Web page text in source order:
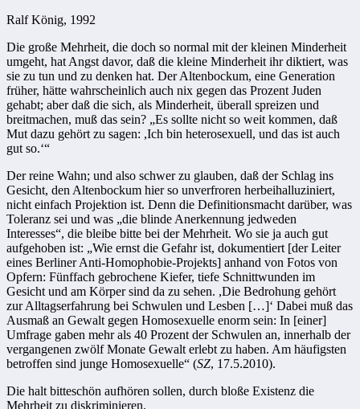
Ralf König, 1992
Die große Mehrheit, die doch so normal mit der kleinen Minderheit
umgeht, hat Angst davor, daß die kleine Minderheit ihr diktiert, was
sie zu tun und zu denken hat. Der Altenbockum, eine Generation
früher, hätte wahrscheinlich auch nix gegen das Prozent Juden
gehabt; aber daß die sich, als Minderheit, überall spreizen und
breitmachen, muß das sein? „Es sollte nicht so weit kommen, daß
Mut dazu gehört zu sagen: ,Ich bin heterosexuell, und das ist auch
gut so.‘“
Der reine Wahn; und also schwer zu glauben, daß der Schlag ins
Gesicht, den Altenbockum hier so unverfroren herbeihalluziniert,
nicht einfach Projektion ist. Denn die Definitionsmacht darüber, was
Toleranz sei und was „die blinde Anerkennung jedweden
Interesses“, die bleibe bitte bei der Mehrheit. Wo sie ja auch gut
aufgehoben ist: „Wie ernst die Gefahr ist, dokumentiert [der Leiter
eines Berliner Anti-Homophobie-Projekts] anhand von Fotos von
Opfern: Fünffach gebrochene Kiefer, tiefe Schnittwunden im
Gesicht und am Körper sind da zu sehen. ,Die Bedrohung gehört
zur Alltagserfahrung bei Schwulen und Lesben […]‘ Dabei muß das
Ausmaß an Gewalt gegen Homosexuelle enorm sein: In [einer]
Umfrage gaben mehr als 40 Prozent der Schwulen an, innerhalb der
vergangenen zwölf Monate Gewalt erlebt zu haben. Am häufigsten
betroffen sind junge Homosexuelle“ (SZ, 17.5.2010).
Die halt bitteschön aufhören sollen, durch bloße Existenz die
Mehrheit zu diskriminieren.